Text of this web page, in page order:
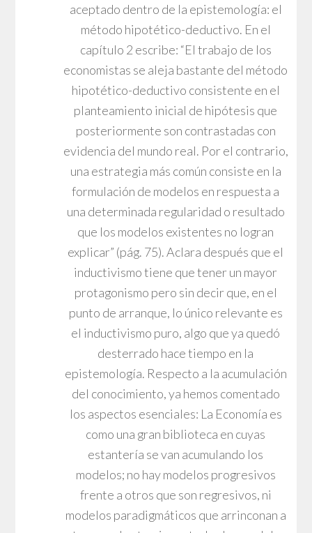
aceptado dentro de la epistemología: el
método hipotético-deductivo. En el
capítulo 2 escribe: “El trabajo de los
economistas se aleja bastante del método
hipotético-deductivo consistente en el
planteamiento inicial de hipótesis que
posteriormente son contrastadas con
evidencia del mundo real. Por el contrario,
una estrategia más común consiste en la
formulación de modelos en respuesta a
una determinada regularidad o resultado
que los modelos existentes no logran
explicar” (pág. 75). Aclara después que el
inductivismo tiene que tener un mayor
protagonismo pero sin decir que, en el
punto de arranque, lo único relevante es
el inductivismo puro, algo que ya quedó
desterrado hace tiempo en la
epistemología. Respecto a la acumulación
del conocimiento, ya hemos comentado
los aspectos esenciales: La Economía es
como una gran biblioteca en cuyas
estantería se van acumulando los
modelos; no hay modelos progresivos
frente a otros que son regresivos, ni
modelos paradigmáticos que arrinconan a